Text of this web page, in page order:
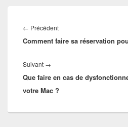
de
l’article
← Précédent
précédent :
Comment faire sa réservation
Suivant →
suivant :
Que faire en cas de
votre Mac ?